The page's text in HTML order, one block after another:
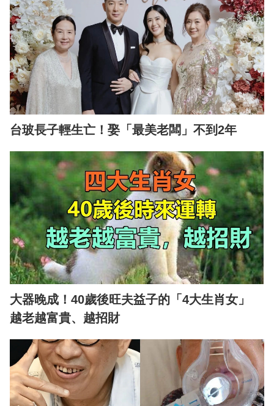
台玻長子輕生亡！娶「最美老闆」不到2年
大器晚成！40歲後旺夫益子的「4大生肖女」
越老越富貴、越招財